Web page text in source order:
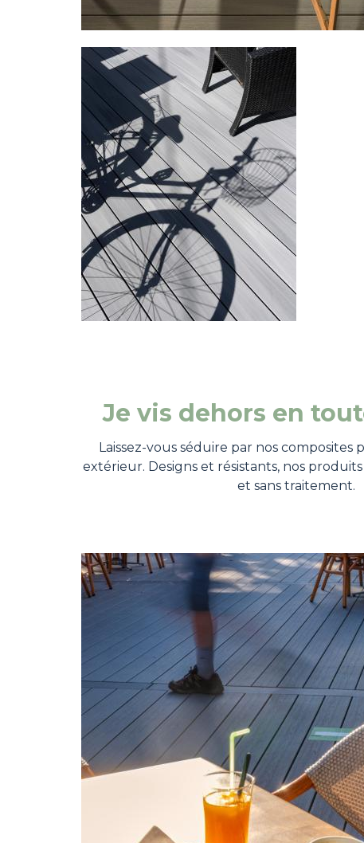
Image
Je vis dehors en
Laissez-vous séduire par nos
extérieur. Designs et résistants, nos
et sans traitement.
Image